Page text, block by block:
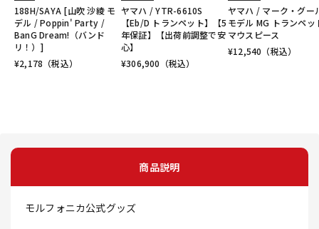
188H/SAYA [山吹 沙綾 モ
デル / Poppin' Party /
BanG Dream!（バンド
リ！）]
¥2,178 （税込）
ヤマハ / YTR-6610S
【Eb/D トランペット】【5
年保証】【出荷前調整で安
心】
¥306,900 （税込）
ヤマハ / マーク・グー
モデル MG トランペッ
マウスピース
¥12,540 （税込）
商品説明
モルフォニカ公式グッズ